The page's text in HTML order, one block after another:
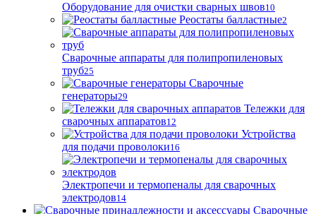
Оборудование для очистки сварных швов10
Реостаты балластные2
Сварочные аппараты для полипропиленовых
труб25
Сварочные
генераторы29
Тележки для
сварочных аппаратов12
Устройства
для подачи проволоки16
Электропечи и термопеналы для сварочных
электродов14
Сварочные